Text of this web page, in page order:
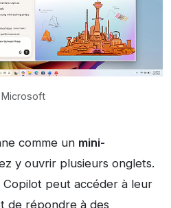
comme un mini-
y ouvrir plusieurs onglets.
peut accéder à leur
de répondre à des